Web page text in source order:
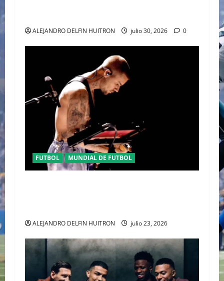
ALEJANDRO DELFIN HUITRON julio 30, 2026 0
FUTBOL MUNDIAL DE FUTBOL
ALEJANDRO DELFIN HUITRON julio 23, 2026